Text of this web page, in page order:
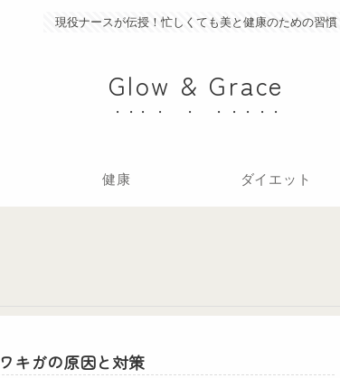
現役ナースが伝授！忙しくても美と健康のための習慣
Glow & Grace
健康 ダイエット
ワキガの原因と対策